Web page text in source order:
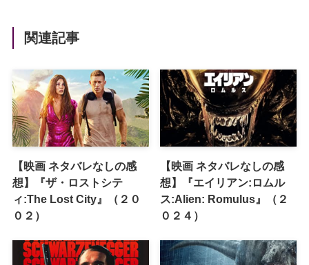
関連記事
【映画 ネタバレなしの感
想】『ザ・ロストシテ
ィ:The Lost City』（２０
０２）
【映画 ネタバレなしの感
想】『エイリアン:ロムル
ス:Alien: Romulus』（２
０２４）